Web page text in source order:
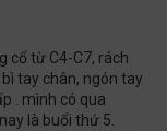
cổ từ C4-C7, rách
tay chân, ngón tay
. mình có qua
là buổi thứ 5.